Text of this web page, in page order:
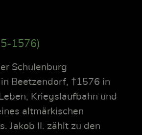
1576)
Schulenburg
Beetzendorf, †1576 in
Kriegslaufbahn und
altmärkischen
Jakob II. zählt zu den